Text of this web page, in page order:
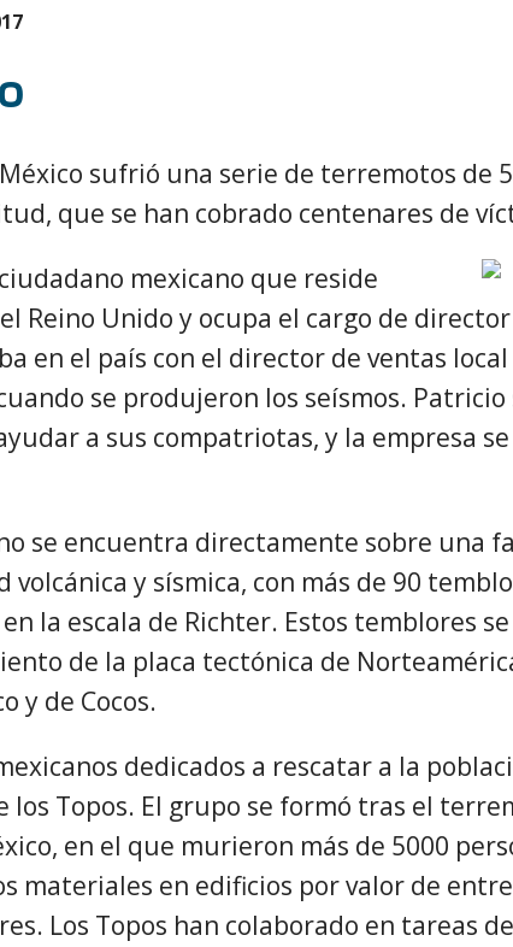
sufrió una serie de terremotos de
que se han cobrado centenares de
mexicano que reside
Reino Unido y ocupa el cargo de
en el país con el director de ventas local
se produjeron los seísmos.
a sus compatriotas, y la empresa
se encuentra directamente sobre una
volcánica y sísmica, con más de 90
la escala de Richter. Estos temblores
de la placa tectónica de
y de Cocos.
dedicados a rescatar a la
los Topos. El grupo se formó tras el
en el que murieron más de 5000
materiales en edificios por valor de
Los Topos han colaborado en tareas